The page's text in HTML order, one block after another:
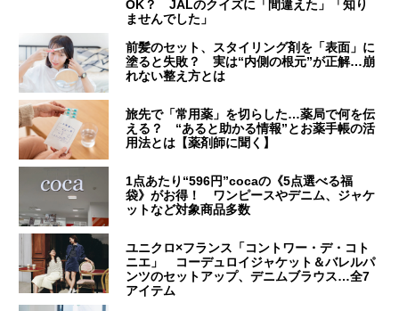
OK？ JALのクイズに「間違えた」「知り
ませんでした」
前髪のセット、スタイリング剤を「表面」に
塗ると失敗？ 実は“内側の根元”が正解…崩
れない整え方とは
旅先で「常用薬」を切らした…薬局で何を伝
える？ “あると助かる情報”とお薬手帳の活
用法とは【薬剤師に聞く】
1点あたり“596円”cocaの《5点選べる福
袋》がお得！ ワンピースやデニム、ジャケ
ットなど対象商品多数
ユニクロ×フランス「コントワー・デ・コト
ニエ」 コーデュロイジャケット＆バレルパ
ンツのセットアップ、デニムブラウス…全7
アイテム